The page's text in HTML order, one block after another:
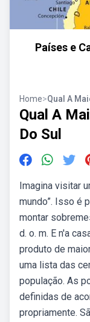
Países e
Home>Qual A
Qual A
Do Sul
Imagina visitar
mundo”. Isso é
montar
d. o. m. E n'a
produto de
uma lista das
população. As
definidas de
propriamente.